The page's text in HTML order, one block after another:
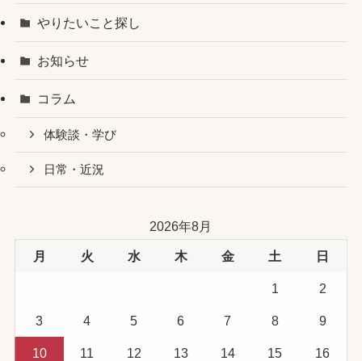
やりたいこと探し
お知らせ
コラム
体験談・学び
日常・近況
2026年8月
月 火 水 木 金 土 日
1 2
3 4 5 6 7 8 9
10 11 12 13 14 15 16